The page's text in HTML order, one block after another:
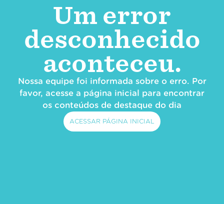
Um error
desconhecido
aconteceu.
Nossa equipe foi informada sobre o erro. Por
favor, acesse a página inicial para encontrar
os conteúdos de destaque do dia
ACESSAR PÁGINA INICIAL